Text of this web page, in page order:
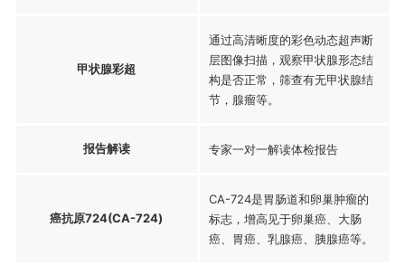
甲状腺彩超
通过高清晰度的彩色动态超声断
层图像扫描，观察甲状腺形态结
构是否正常，筛查有无甲状腺结
节，腺瘤等。
报告解读 专家一对一解读体检报告
癌抗原724(CA-724)
CA-724是胃肠道和卵巢肿瘤的
标志，增高见于卵巢癌、大肠
癌、胃癌、乳腺癌、胰腺癌等。